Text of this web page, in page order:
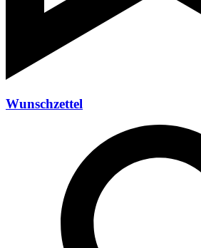
Wunschzettel